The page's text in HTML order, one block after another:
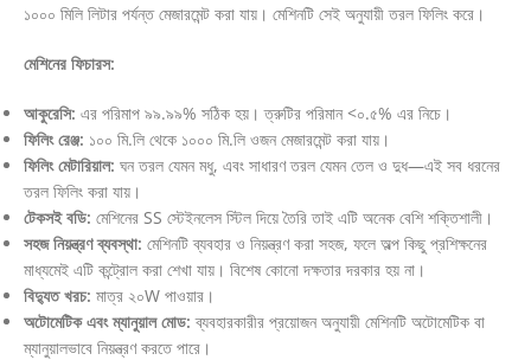
১০০০ মিলি লিটার পর্যন্ত মেজারমেন্ট করা যায়। মেশিনটি সেই অনুযায়ী তরল ফিলিং করে।
মেশিনের ফিচারস:
আকুরেসি: এর পরিমাপ ৯৯.৯৯% সঠিক হয়। ত্রুটির পরিমান <০.৫% এর নিচে।
ফিলিং রেঞ্জ: ১০০ মি.লি থেকে ১০০০ মি.লি ওজন মেজারমেন্ট করা যায়।
ফিলিং মেটারিয়াল: ঘন তরল যেমন মধু, এবং সাধারণ তরল যেমন তেল ও দুধ—এই সব ধরনের
তরল ফিলিং করা যায়।
টেকসই বডি: মেশিনের SS স্টেইনলেস স্টিল দিয়ে তৈরি তাই এটি অনেক বেশি শক্তিশালী।
সহজ নিয়ন্ত্রণ ব্যবস্থা: মেশিনটি ব্যবহার ও নিয়ন্ত্রণ করা সহজ, ফলে অল্প কিছু প্রশিক্ষনের
মাধ্যমেই এটি কন্ট্রোল করা শেখা যায়। বিশেষ কোনো দক্ষতার দরকার হয় না।
বিদ্যুত খরচ: মাত্র ২০W পাওয়ার।
অটোমেটিক এবং ম্যানুয়াল মোড: ব্যবহারকারীর প্রয়োজন অনুযায়ী মেশিনটি অটোমেটিক বা
ম্যানুয়ালভাবে নিয়ন্ত্রণ করতে পারে।